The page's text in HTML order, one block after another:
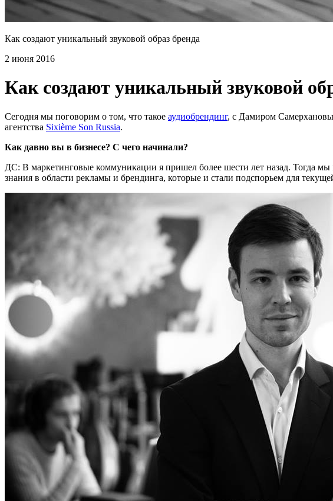
Как создают уникальный звуковой образ бренда
2 июня 2016
Как создают уникальный звуковой
Сегодня мы поговорим о том, что такое аудиобрендинг, с Дамиром
агентства Sixième Son Russia.
Как давно вы в бизнесе? С чего начинали?
ДС: В маркетинговые коммуникации я пришел более шести лет назад. Тогда
знания в области рекламы и брендинга, которые и стали подспорьем для